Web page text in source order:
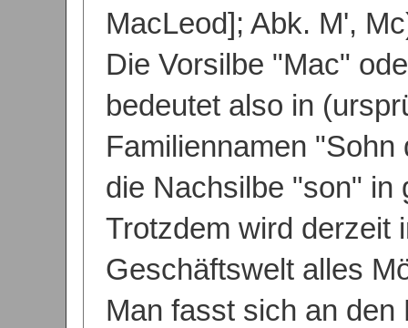
MacLeod]; Abk. M',
Die Vorsilbe "Mac"
bedeutet also in
Familiennamen
die Nachsilbe "son" in
Trotzdem wird derzeit
Geschäftswelt alles
Man fasst sich an den